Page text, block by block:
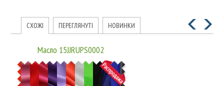
СХОЖІ ПЕРЕГЛЯНУТІ НОВИНКИ
Масло 15JJRUPS0002